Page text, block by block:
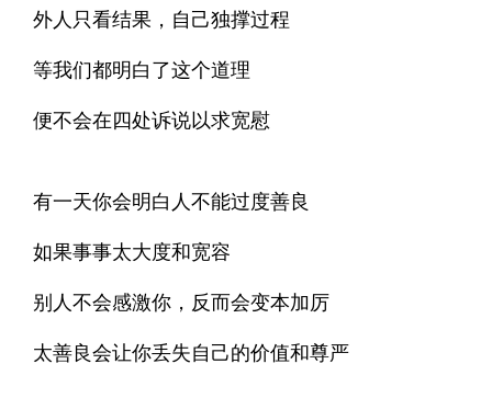
外人只看结果，自己独撑过程
等我们都明白了这个道理
便不会在四处诉说以求宽慰
有一天你会明白人不能过度善良
如果事事太大度和宽容
别人不会感激你，反而会变本加厉
太善良会让你丢失自己的价值和尊严